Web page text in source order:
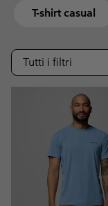
T-shirt casual
Tutti i filtri